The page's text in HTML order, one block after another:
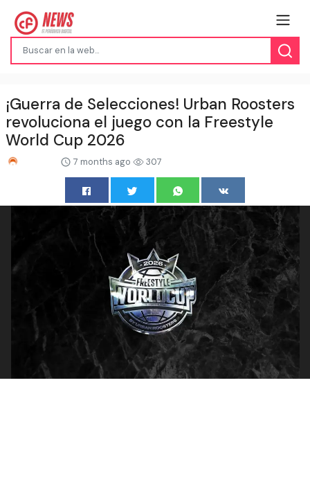
¡Guerra de Selecciones! Urban Roosters
revoluciona el juego con la Freestyle
World Cup 2026
7 months ago 307